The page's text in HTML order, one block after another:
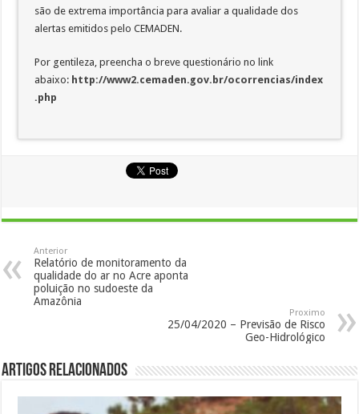
são de extrema importância para avaliar a qualidade dos
alertas emitidos pelo CEMADEN.
Por gentileza, preencha o breve questionário no link
abaixo: http://www2.cemaden.gov.br/ocorrencias/index
.php
Anterior
Relatório de monitoramento da
qualidade do ar no Acre aponta
poluição no sudoeste da
Amazônia
Proximo
25/04/2020 – Previsão de Risco
Geo-Hidrológico
Artigos Relacionados